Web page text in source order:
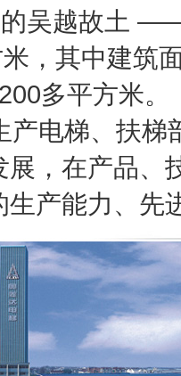
吴越故土
，其中建筑
多平方米。
电梯、扶梯
，在产品、
产能力、先